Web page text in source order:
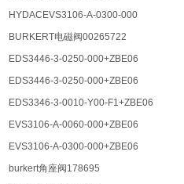
HYDACEVS3106-A-0300-000
BURKERT电磁阀00265722
EDS3446-3-0250-000+ZBE06
EDS3446-3-0250-000+ZBE06
EDS3346-3-0010-Y00-F1+ZBE06
EVS3106-A-0060-000+ZBE06
EVS3106-A-0300-000+ZBE06
burkert角座阀178695